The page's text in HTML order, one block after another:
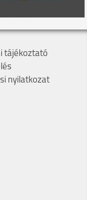
tájékoztató
nyilatkozat